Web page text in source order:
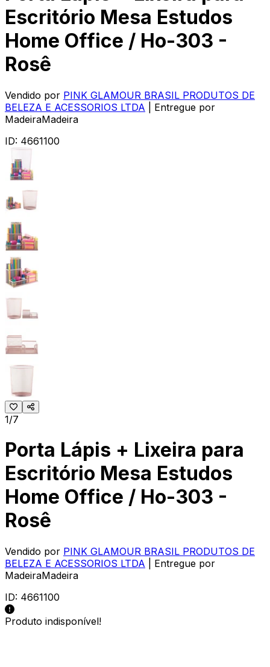
Escritório Mesa Estudos
Home Office / Ho-303 -
Rosê
Vendido por PINK GLAMOUR BRASIL PRODUTOS DE
BELEZA E ACESSORIOS LTDA
| Entregue por
MadeiraMadeira
ID: 4661100
1/7
Porta Lápis + Lixeira para
Escritório Mesa Estudos
Home Office / Ho-303 -
Rosê
Vendido por PINK GLAMOUR BRASIL PRODUTOS DE
BELEZA E ACESSORIOS LTDA
| Entregue por
MadeiraMadeira
ID: 4661100
Produto indisponível!